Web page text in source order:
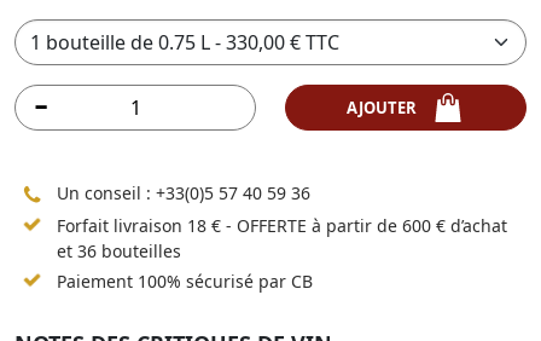
Un conseil : +33(0)5 57 40 59 36
Forfait livraison 18 € - OFFERTE à partir de 600 € d’achat
et 36 bouteilles
Paiement 100% sécurisé par CB